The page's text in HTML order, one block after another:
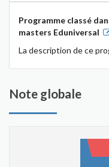
Programme classé
masters Eduniversal
La description de ce
Note globale